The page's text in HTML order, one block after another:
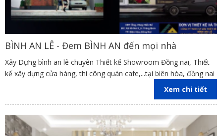
BÌNH AN LÊ - Đem BÌNH AN đến mọi nhà
Xây Dựng bình an lê chuyên Thiết kế Showroom Đồng nai, Thiết
kế xây dựng cửa hàng, thi công quán cafe,...tại biên hòa, đồng nai
Xem chi tiết